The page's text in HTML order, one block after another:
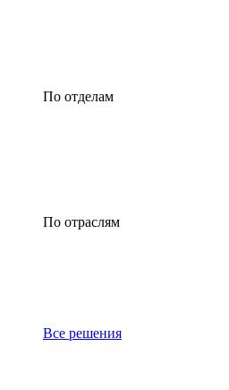
По отделам
По отраслям
Все решения